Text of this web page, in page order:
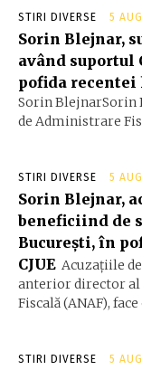
STIRI DIVERSE 5
Sorin Blejnar,
având suportul
pofida recentei
Sorin BlejnarSorin
de Administrare
STIRI DIVERSE 5
Sorin Blejnar,
beneficiind de
București, în
CJUE Acuzațiile
anterior director al
Fiscală (ANAF),
STIRI DIVERSE 5